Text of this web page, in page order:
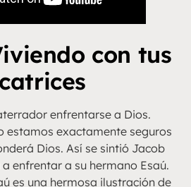
con tus
enfrentarse a Dios.
estamos exactamente seguros
Dios. Así se sintió Jacob
enfrentar a su hermano Esaú.
es una hermosa ilustración de